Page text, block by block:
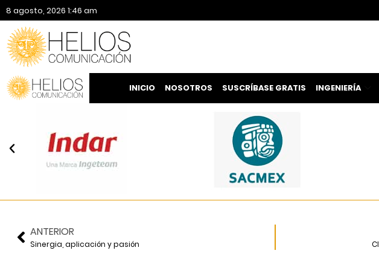
8 agosto, 2026 1:46 am
INICIO NOSOTROS SUSCRÍBASE GRATIS INGENIERÍA
ANTERIOR
Sinergia, aplicación y pasión